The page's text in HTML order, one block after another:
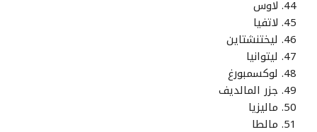
لاوس
لاتفيا
ليختنشتاين
ليتوانيا
لوكسمبورغ
جزر المالديف
ماليزيا
مالطا